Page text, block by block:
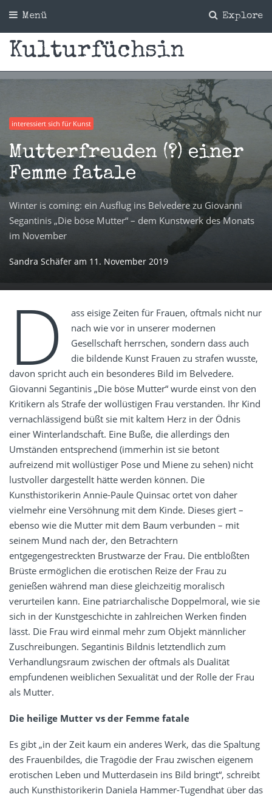
Explore
Menü
Kulturfüchsin
interessiert sich für Kunst
Mutterfreuden (?) einer
Femme fatale
Winter is coming: ein Ausflug ins Belvedere zu Giovanni
Segantinis „Die böse Mutter“ – dem Kunstwerk des Monats
im November
Sandra Schäfer am 11. November 2019
D
ass eisige Zeiten für Frauen, oftmals nicht nur
nach wie vor in unserer modernen
Gesellschaft herrschen, sondern dass auch
die bildende Kunst Frauen zu strafen wusste,
davon spricht auch ein besonderes Bild im Belvedere.
Giovanni Segantinis „Die böse Mutter“ wurde einst von den
Kritikern als Strafe der wollüstigen Frau verstanden. Ihr Kind
vernachlässigend büßt sie mit kaltem Herz in der Ödnis
einer Winterlandschaft. Eine Buße, die allerdings den
Umständen entsprechend (immerhin ist sie betont
aufreizend mit wollüstiger Pose und Miene zu sehen) nicht
lustvoller dargestellt hätte werden können. Die
Kunsthistorikerin Annie-Paule Quinsac ortet von daher
vielmehr eine Versöhnung mit dem Kinde. Dieses giert –
ebenso wie die Mutter mit dem Baum verbunden – mit
seinem Mund nach der, den Betrachtern
entgegengestreckten Brustwarze der Frau. Die entblößten
Brüste ermöglichen die erotischen Reize der Frau zu
genießen während man diese gleichzeitig moralisch
verurteilen kann. Eine patriarchalische Doppelmoral, wie sie
sich in der Kunstgeschichte in zahlreichen Werken finden
lässt. Die Frau wird einmal mehr zum Objekt männlicher
Zuschreibungen. Segantinis Bildnis letztendlich zum
Verhandlungsraum zwischen der oftmals als Dualität
empfundenen weiblichen Sexualität und der Rolle der Frau
als Mutter.
Die heilige Mutter vs der Femme fatale
Es gibt „in der Zeit kaum ein anderes Werk, das die Spaltung
des Frauenbildes, die Tragödie der Frau zwischen eigenem
erotischen Leben und Mutterdasein ins Bild bringt“, schreibt
auch Kunsthistorikerin Daniela Hammer-Tugendhat über das